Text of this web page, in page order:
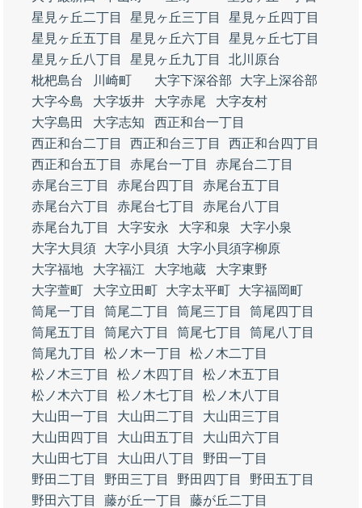
星見ヶ丘二丁目
星見ヶ丘三丁目
星見ヶ丘四丁目
星見ヶ丘五丁目
星見ヶ丘六丁目
星見ヶ丘七丁目
星見ヶ丘八丁目
星見ヶ丘九丁目
北川原台
枇杷島台
川崎町 大字下深谷部
大字上深谷部
大字今島
大字坂井 大字赤尾
大字友村
大字島田
大字志知
西正和台一丁目
西正和台二丁目
西正和台三丁目
西正和台四丁目
西正和台五丁目
赤尾台一丁目
赤尾台二丁目
赤尾台三丁目
赤尾台四丁目
赤尾台五丁目
赤尾台六丁目
赤尾台七丁目
赤尾台八丁目
赤尾台九丁目
大字安永 大字和泉
大字小泉
大字大貝須
大字小貝須
大字小貝須字柳原
大字福地
大字福江 大字地蔵
大字東野
大字萱町
大字立田町 大字太平町
大字福岡町
筒尾一丁目
筒尾二丁目 筒尾三丁目
筒尾四丁目
筒尾五丁目
筒尾六丁目 筒尾七丁目
筒尾八丁目
筒尾九丁目
松ノ木一丁目
松ノ木二丁目
松ノ木三丁目
松ノ木四丁目
松ノ木五丁目
松ノ木六丁目
松ノ木七丁目
松ノ木八丁目
大山田一丁目
大山田二丁目
大山田三丁目
大山田四丁目
大山田五丁目
大山田六丁目
大山田七丁目
大山田八丁目
野田一丁目
野田二丁目
野田三丁目 野田四丁目
野田五丁目
野田六丁目
藤が丘一丁目
藤が丘二丁目